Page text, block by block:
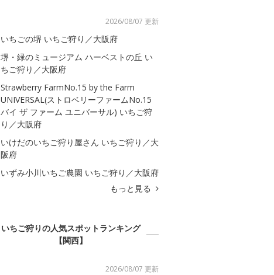
2026/08/07 更新
いちごの堺 いちご狩り／大阪府
堺・緑のミュージアム ハーベストの丘 い
ちご狩り／大阪府
Strawberry FarmNo.15 by the Farm
UNIVERSAL(ストロベリーファームNo.15
バイ ザ ファーム ユニバーサル) いちご狩
り／大阪府
いけだのいちご狩り屋さん いちご狩り／大
阪府
いずみ小川いちご農園 いちご狩り／大阪府
もっと見る
いちご狩りの人気スポットランキング
【関西】
2026/08/07 更新